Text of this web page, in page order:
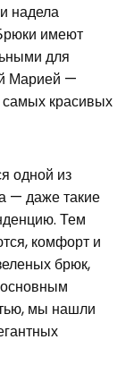
надела
имеют
для
Марией —
самых красивых
одной из
— даже такие
Тем
комфорт и
брюк,
основным
мы нашли